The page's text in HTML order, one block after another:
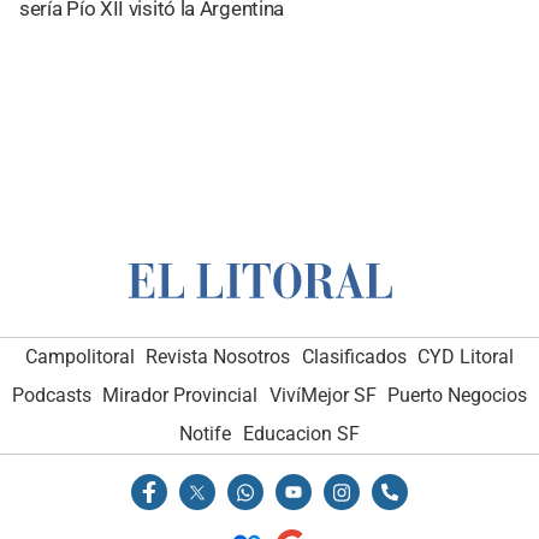
sería Pío XII visitó la Argentina
Campolitoral Revista Nosotros Clasificados CYD Litoral
Podcasts Mirador Provincial VivíMejor SF Puerto Negocios
Notife Educacion SF